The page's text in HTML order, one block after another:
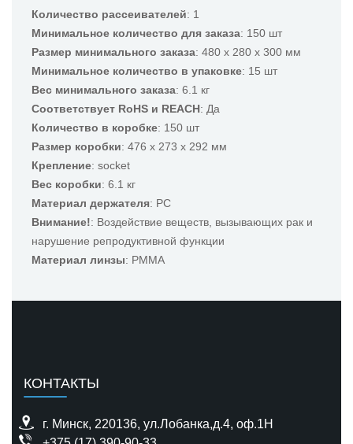
Количество рассеивателей: 1
Минимальное количество для заказа: 150 шт
Размер минимального заказа: 480 x 280 x 300 мм
Минимальное количество в упаковке: 15 шт
Вес минимального заказа: 6.1 кг
Соответствует RoHS и REACH: Да
Количество в коробке: 150 шт
Размер коробки: 476 x 273 x 292 мм
Крепление: socket
Вес коробки: 6.1 кг
Материал держателя: PC
Внимание!: Воздействие веществ, вызывающих рак и
нарушение репродуктивной функции
Материал линзы: PMMA
КОНТАКТЫ
г. Минск, 220136, ул.Лобанка,д.4, оф.1H